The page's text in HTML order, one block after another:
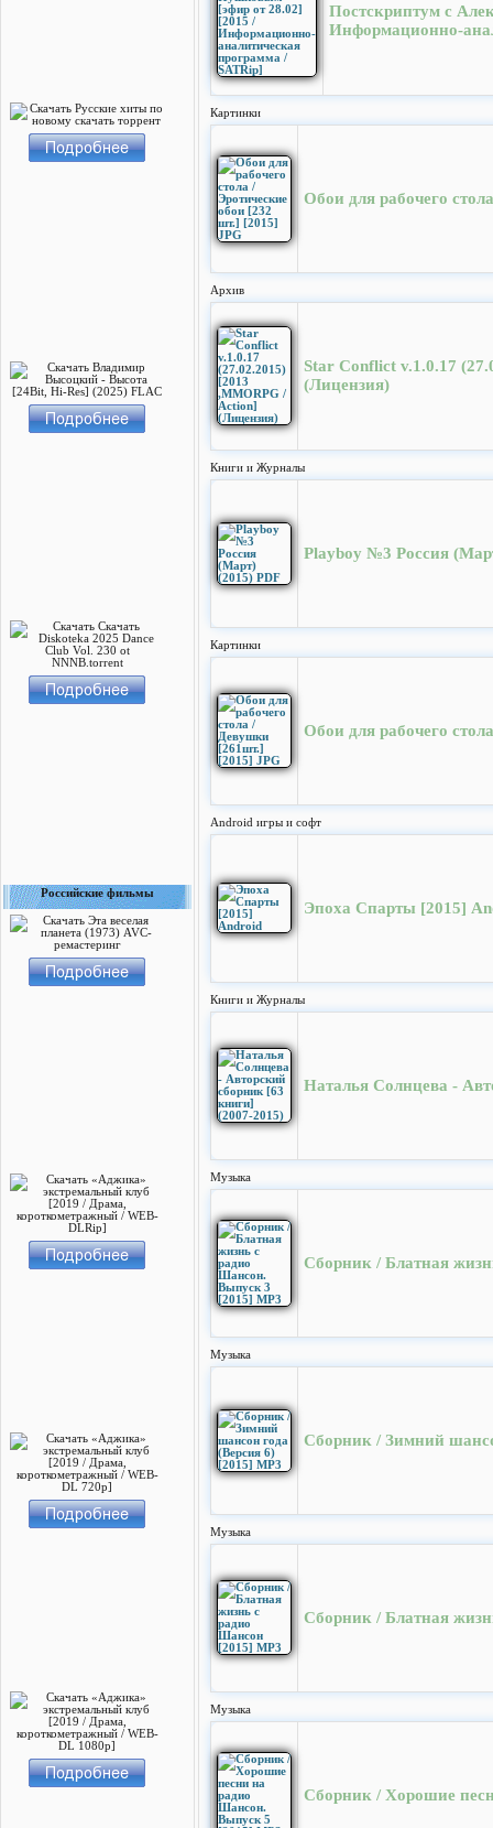
Российские фильмы
Постскриптум с
Информационно-
Картинки
Обои для рабочего
Архив
Star Conflict v.1.0.17
(Лицензия)
Книги и Журналы
Playboy №3 Россия
Картинки
Обои для рабочего
Android игры и софт
Эпоха Спарты [2015]
Книги и Журналы
Наталья Солнцева -
Музыка
Сборник / Блатная
Музыка
Сборник / Зимний
Музыка
Сборник / Блатная
Музыка
Сборник / Хорошие